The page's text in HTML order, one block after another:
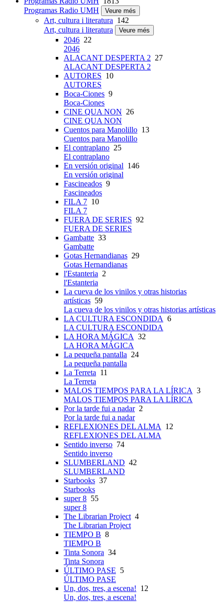
Programas Radio UMH
Veure més
Art, cultura i literatura 142
Art, cultura i literatura
Veure més
2046 22
2046
ALACANT DESPERTA 2 27
ALACANT DESPERTA 2
AUTORES 10
AUTORES
Boca-Ciones 9
Boca-Ciones
CINE QUA NON 26
CINE QUA NON
Cuentos para Manolillo 13
Cuentos para Manolillo
El contraplano 25
El contraplano
En versión original 146
En versión original
Fascineados 9
Fascineados
FILA 7 10
FILA 7
FUERA DE SERIES 92
FUERA DE SERIES
Gambatte 33
Gambatte
Gotas Hernandianas 29
Gotas Hernandianas
l'Estanteria 2
l'Estanteria
La cueva de los vinilos y otras historias
artísticas 59
La cueva de los vinilos y otras historias artísticas
LA CULTURA ESCONDIDA 6
LA CULTURA ESCONDIDA
LA HORA MÁGICA 32
LA HORA MÁGICA
La pequeña pantalla 24
La pequeña pantalla
La Terreta 11
La Terreta
MALOS TIEMPOS PARA LA LÍRICA 3
MALOS TIEMPOS PARA LA LÍRICA
Por la tarde fui a nadar2
Por la tarde fui a nadar
REFLEXIONES DEL ALMA
12
REFLEXIONES DEL ALMA
Sentido inverso 74
Sentido inverso
SLUMBERLAND 42
SLUMBERLAND
Starbooks 37
Starbooks
super 8 55
super 8
The Librarian Project 4
The Librarian Project
TIEMPO B 8
TIEMPO B
Tinta Sonora 34
Tinta Sonora
ÚLTIMO PASE 5
ÚLTIMO PASE
Un, dos, tres, a escena! 12
Un, dos, tres, a escena!